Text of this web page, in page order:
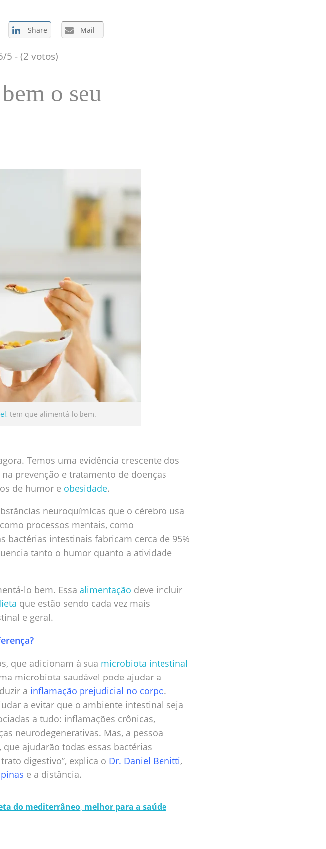
Share Mail
5 - (2 votos)
o seu
, tem que alimentá-lo bem.
Temos uma evidência crescente dos
prevenção e tratamento de doenças
de humor e obesidade.
neuroquímicas que o cérebro usa
processos mentais, como
bactérias intestinais fabricam cerca de 95%
tanto o humor quanto a atividade
lo bem. Essa alimentação deve incluir
que estão sendo cada vez mais
e geral.
que adicionam à sua microbiota intestinal
microbiota saudável pode ajudar a
a inflamação prejudicial no corpo.
a evitar que o ambiente intestinal seja
a tudo: inflamações crônicas,
neurodegenerativas. Mas, a pessoa
ajudarão todas essas bactérias
digestivo”, explica o Dr. Daniel Benitti,
e a distância.
do mediterrâneo, melhor para a saúde